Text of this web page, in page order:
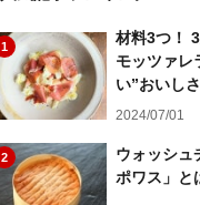
1
材料3つ！
モッツァレ
い”おいしさ
2024/07/01
2
ウォッシュ
ポワス」と